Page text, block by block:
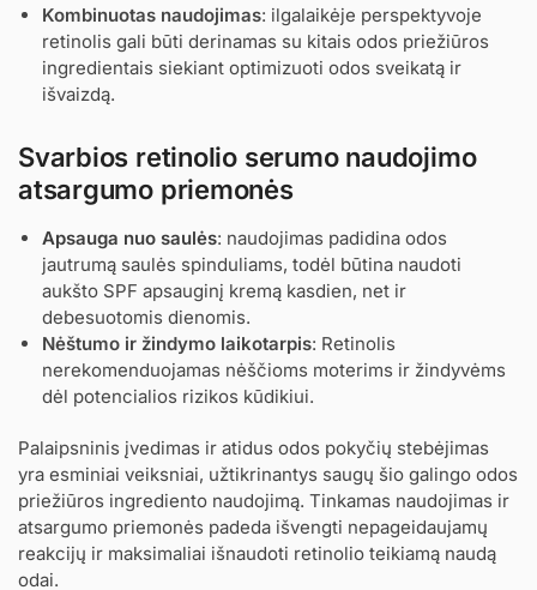
Kombinuotas naudojimas: ilgalaikėje perspektyvoje
retinolis gali būti derinamas su kitais odos priežiūros
ingredientais siekiant optimizuoti odos sveikatą ir
išvaizdą.
Svarbios retinolio serumo naudojimo
atsargumo priemonės
Apsauga nuo saulės: naudojimas padidina odos
jautrumą saulės spinduliams, todėl būtina naudoti
aukšto SPF apsauginį kremą kasdien, net ir
debesuotomis dienomis.
Nėštumo ir žindymo laikotarpis: Retinolis
nerekomenduojamas nėščioms moterims ir žindyvėms
dėl potencialios rizikos kūdikiui.
Palaipsninis įvedimas ir atidus odos pokyčių stebėjimas
yra esminiai veiksniai, užtikrinantys saugų šio galingo odos
priežiūros ingrediento naudojimą. Tinkamas naudojimas ir
atsargumo priemonės padeda išvengti nepageidaujamų
reakcijų ir maksimaliai išnaudoti retinolio teikiamą naudą
odai.